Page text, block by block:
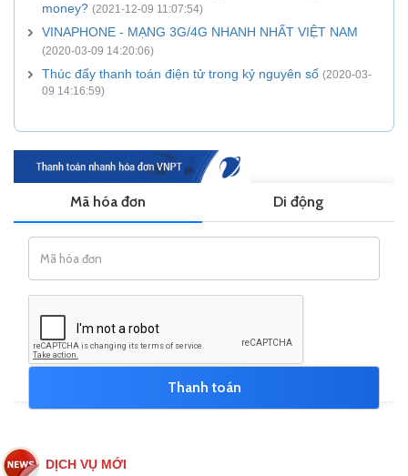
money? (2021-12-09 11:07:54)
VINAPHONE - MẠNG 3G/4G NHANH NHẤT VIỆT NAM
(2020-03-09 14:20:06)
Thúc đẩy thanh toán điện tử trong kỷ nguyên số (2020-03-
09 14:16:59)
DỊCH VỤ MỚI